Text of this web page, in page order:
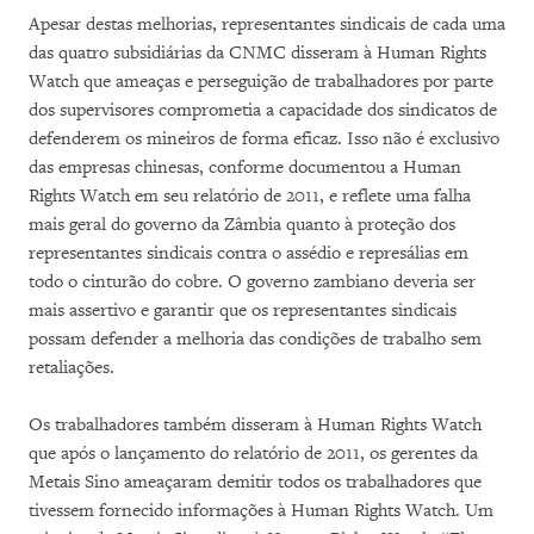
Apesar destas melhorias, representantes sindicais de cada uma
das quatro subsidiárias da CNMC disseram à Human Rights
Watch que ameaças e perseguição de trabalhadores por parte
dos supervisores comprometia a capacidade dos sindicatos de
defenderem os mineiros de forma eficaz. Isso não é exclusivo
das empresas chinesas, conforme documentou a Human
Rights Watch em seu relatório de 2011, e reflete uma falha
mais geral do governo da Zâmbia quanto à proteção dos
representantes sindicais contra o assédio e represálias em
todo o cinturão do cobre. O governo zambiano deveria ser
mais assertivo e garantir que os representantes sindicais
possam defender a melhoria das condições de trabalho sem
retaliações.
Os trabalhadores também disseram à Human Rights Watch
que após o lançamento do relatório de 2011, os gerentes da
Metais Sino ameaçaram demitir todos os trabalhadores que
tivessem fornecido informações à Human Rights Watch. Um